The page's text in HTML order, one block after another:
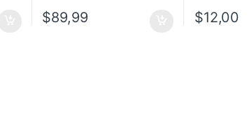
$89,99 $12,00